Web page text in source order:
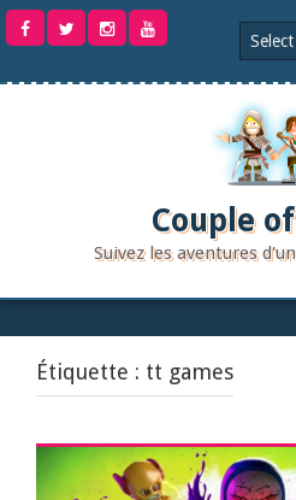
Aller
Couple
Suivez les aventures
Étiquette : tt games